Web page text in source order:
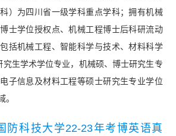
）为四川省一级学科重点学科；拥有机械
士学位授权点、机械工程博士后科研流动
括机械工程、智能科学与技术、材料科学
生学术学位专业，机械硕、博士研究生专
子信息及材料工程等硕士研究生专业学位
。
防科技大学22-23年考博英语真